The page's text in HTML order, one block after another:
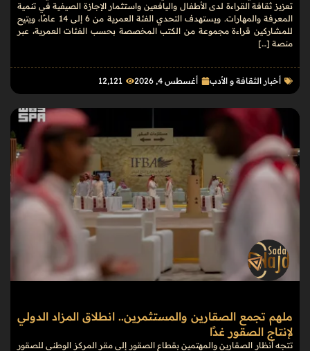
تعزيز ثقافة القراءة لدى الأطفال واليافعين واستثمار الإجازة الصيفية في تنمية
المعرفة والمهارات. ويستهدف التحدي الفئة العمرية من 6 إلى 14 عامًا، ويتيح
للمشاركين قراءة مجموعة من الكتب المخصصة بحسب الفئات العمرية، عبر
منصة […]
أخبار الثقافة و الأدب أغسطس 4, 2026 12٬121
ملهم تجمع الصقارين والمستثمرين.. انطلاق المزاد الدولي
لإنتاج الصقور غدًا
تتجه أنظار الصقارين والمهتمين بقطاع الصقور إلى مقر المركز الوطني للصقور